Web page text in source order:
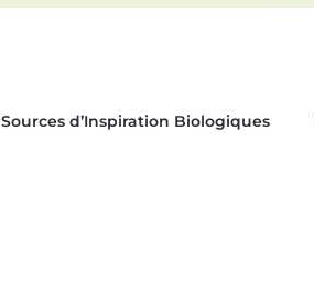
Sources d’Inspiration Biologiques